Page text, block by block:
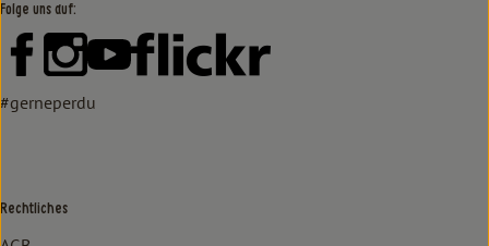
Folge uns auf:
Externer Link zu https://www.facebook.com/lammertzhof/
Externer Link zu https://www.instagram.com/
Externer Link zu https://www.youtube.com/
Externer Link zu https://
#gerneperdu
Rechtliches